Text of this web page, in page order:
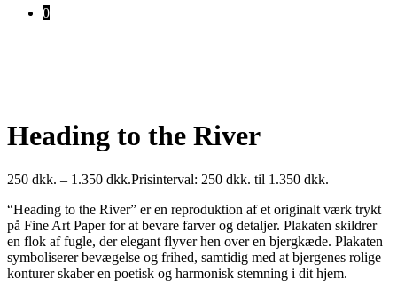
0
Heading to the River
250 dkk. – 1.350 dkk.Prisinterval: 250 dkk. til 1.350 dkk.
“Heading to the River” er en reproduktion af et originalt værk trykt
på Fine Art Paper for at bevare farver og detaljer. Plakaten skildrer
en flok af fugle, der elegant flyver hen over en bjergkæde. Plakaten
symboliserer bevægelse og frihed, samtidig med at bjergenes rolige
konturer skaber en poetisk og harmonisk stemning i dit hjem.